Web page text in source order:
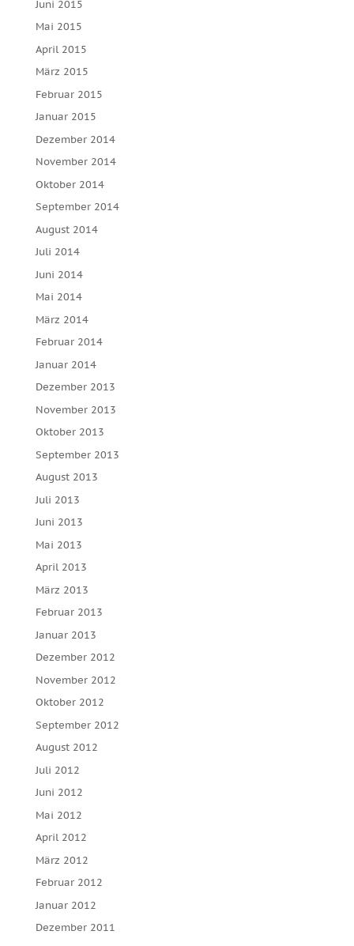
Juni 2015
Mai 2015
April 2015
März 2015
Februar 2015
Januar 2015
Dezember 2014
November 2014
Oktober 2014
September 2014
August 2014
Juli 2014
Juni 2014
Mai 2014
März 2014
Februar 2014
Januar 2014
Dezember 2013
November 2013
Oktober 2013
September 2013
August 2013
Juli 2013
Juni 2013
Mai 2013
April 2013
März 2013
Februar 2013
Januar 2013
Dezember 2012
November 2012
Oktober 2012
September 2012
August 2012
Juli 2012
Juni 2012
Mai 2012
April 2012
März 2012
Februar 2012
Januar 2012
Dezember 2011